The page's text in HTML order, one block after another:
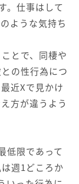
。仕事はして
ような気持ち
とで、同棲や
の性行為につ
近Xで見かけ
方が違うよう
低限であって
週1どころか